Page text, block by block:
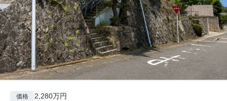
価格 2,280万円